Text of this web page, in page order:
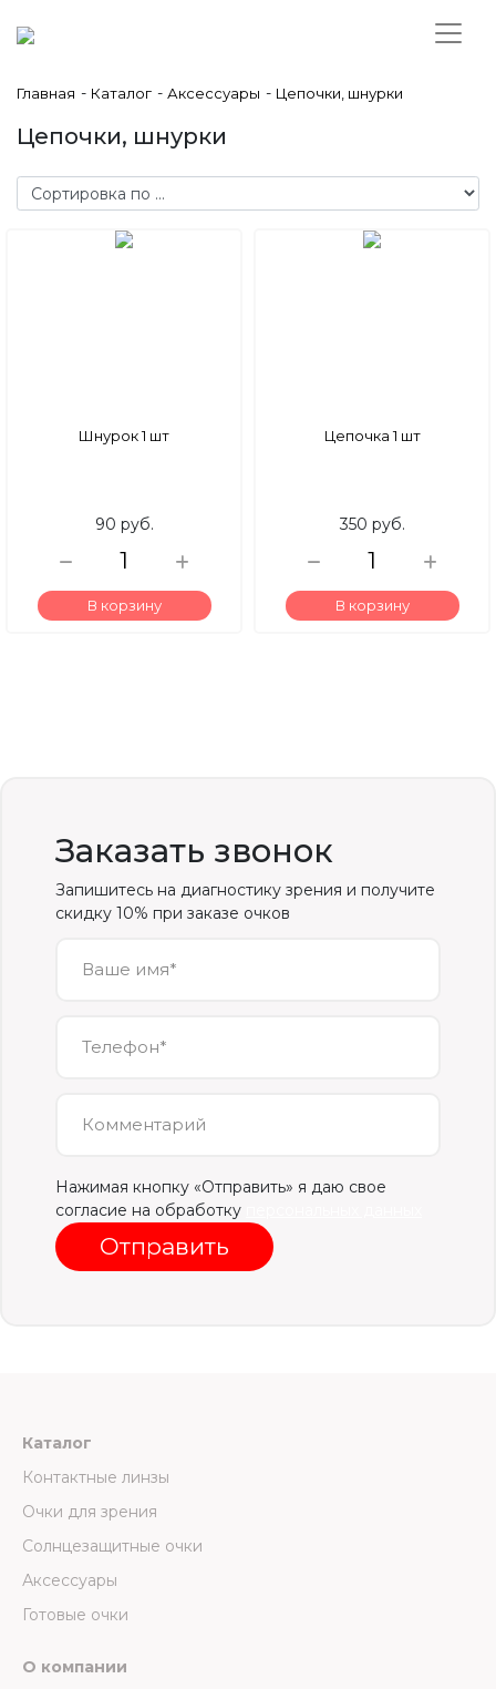
Главная - Каталог - Аксессуары - Цепочки, шнурки
Цепочки, шнурки
Шнурок 1 шт
90 руб.
В корзину
Цепочка 1 шт
350 руб.
В корзину
Заказать звонок
Запишитесь на диагностику зрения и получите
скидку 10% при заказе очков
Ваше имя*
Телефон*
Комментарий
Нажимая кнопку «Отправить» я даю свое
согласие на обработку
Отправить
Каталог
Контактные линзы
Очки для зрения
Солнцезащитные очки
Аксессуары
Готовые очки
О компании